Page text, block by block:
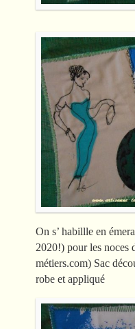
On s’ habillle en
2020!) pour les noces
métiers.com) Sac
robe et appliqué